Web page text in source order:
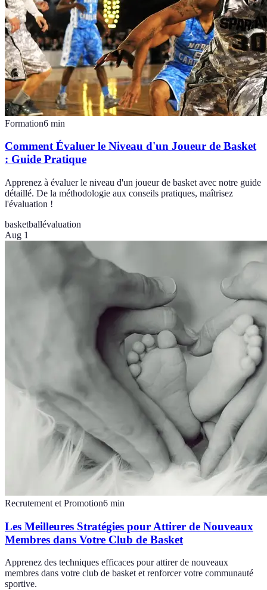
Formation6 min
Comment Évaluer le Niveau d'un Joueur de Basket
: Guide Pratique
Apprenez à évaluer le niveau d'un joueur de basket avec notre guide
détaillé. De la méthodologie aux conseils pratiques, maîtrisez
l'évaluation !
basketballévaluation
Aug 1
Recrutement et Promotion6 min
Les Meilleures Stratégies pour Attirer de Nouveaux
Membres dans Votre Club de Basket
Apprenez des techniques efficaces pour attirer de nouveaux
membres dans votre club de basket et renforcer votre communauté
sportive.